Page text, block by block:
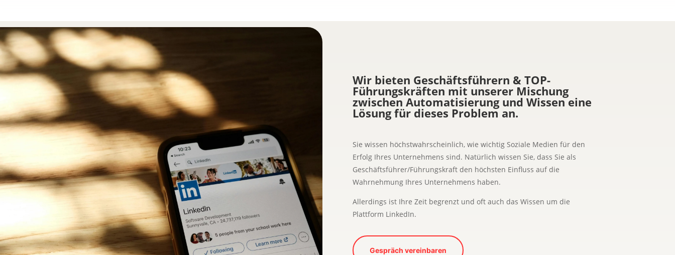
Wir bieten Geschäftsführern & TOP-
Führungskräften mit unserer Mischung
zwischen Automatisierung und Wissen eine
Lösung für dieses Problem an.
Sie wissen höchstwahrscheinlich, wie wichtig Soziale Medien für den
Erfolg Ihres Unternehmens sind. Natürlich wissen Sie, dass Sie als
Geschäftsführer/Führungskraft den höchsten Einfluss auf die
Wahrnehmung Ihres Unternehmens haben.
Allerdings ist Ihre Zeit begrenzt und oft auch das Wissen um die
Plattform LinkedIn.
Gespräch vereinbaren